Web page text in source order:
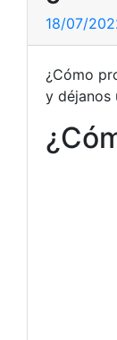
18/07/
¿Cómo
y déjanos